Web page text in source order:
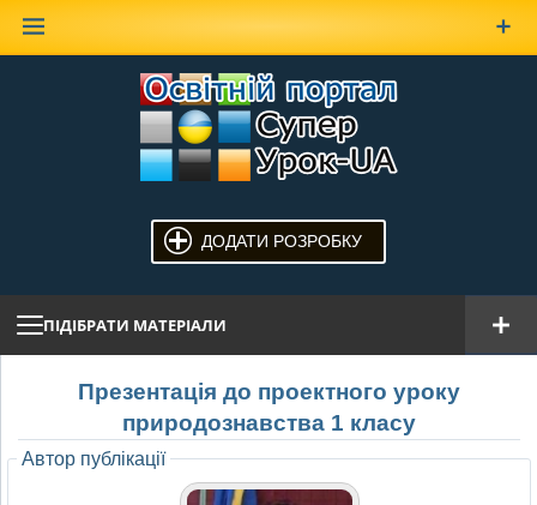
ДОДАТИ РОЗРОБКУ
ПІДІБРАТИ МАТЕРІАЛИ
Презентація до проектного уроку
природознавства 1 класу
Автор публікації